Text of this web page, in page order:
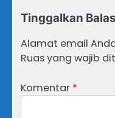
Tinggalkan
Alamat email
Ruas yang wajib
Komentar *